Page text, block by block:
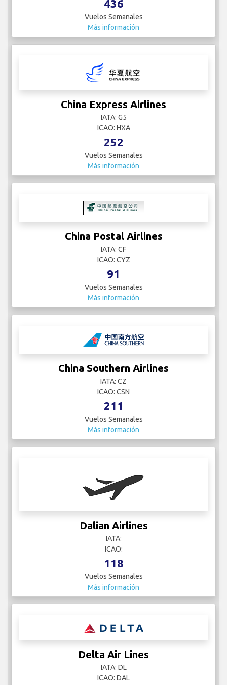
436
Vuelos Semanales
Más información
China Express Airlines
IATA: G5
ICAO: HXA
252
Vuelos Semanales
Más información
China Postal Airlines
IATA: CF
ICAO: CYZ
91
Vuelos Semanales
Más información
China Southern Airlines
IATA: CZ
ICAO: CSN
211
Vuelos Semanales
Más información
Dalian Airlines
IATA:
ICAO:
118
Vuelos Semanales
Más información
Delta Air Lines
IATA: DL
ICAO: DAL